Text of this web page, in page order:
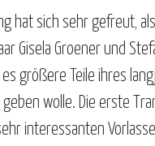
hat sich sehr gefreut,
Gisela Groener und
größere Teile ihres
wolle. Die erste
interessanten